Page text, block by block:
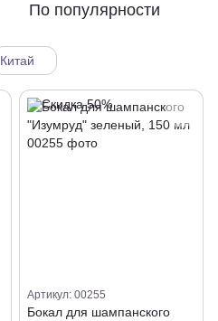
По популярности
Китай
Артикул: 00255
Бокал для шампанского